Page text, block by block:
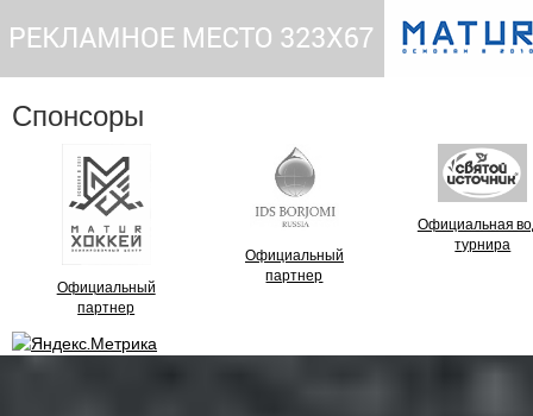
Спонсоры
Официальный
партнер
Официальный
партнер
Официальная
турнира